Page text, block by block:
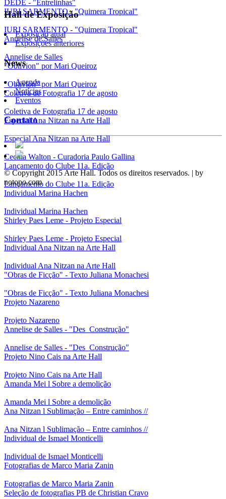
DÉDÉ - "Entrelinhas"
IURI SARMENTO - "Quimera Tropical"
IURI SARMENTO - "Quimera Tropical"
Annelise de Salles
Annelise de Salles
"Oblivion" por Mari Queiroz
"Oblivion" por Mari Queiroz
Coletiva de Fotografia 17 de agosto
Coletiva de Fotografia 17 de agosto
Especial Ana Nitzan na Arte Hall
Especial Ana Nitzan na Arte Hall
Cecília Walton - Curadoria Paulo Gallina
Lançamento do Clube 11a. Edição
Lançamento do Clube 11a. Edição
Individual Marina Hachen
Individual Marina Hachen
Shirley Paes Leme - Projeto Especial
Shirley Paes Leme - Projeto Especial
Individual Ana Nitzan na Arte Hall
Individual Ana Nitzan na Arte Hall
"Obras de Ficção" - Texto Juliana Monachesi
"Obras de Ficção" - Texto Juliana Monachesi
Projeto Nazareno
Projeto Nazareno
Annelise de Salles - "Des_Construção"
Annelise de Salles - "Des_Construção"
Projeto Nino Cais na Arte Hall
Projeto Nino Cais na Arte Hall
Amanda Mei l Sobre a demolição
Amanda Mei l Sobre a demolição
Ana Nitzan l Sublimação – Entre caminhos //
Ana Nitzan l Sublimação – Entre caminhos //
Individual de Ismael Monticelli
Individual de Ismael Monticelli
Fotografias de Marco Maria Zanin
Fotografias de Marco Maria Zanin
Seleção de fotografias PB de Christian Cravo
Hall de Exposição
Exposição atual
Exposições anteriores
News
Agenda
Notícias
Eventos
Contato
© Copyright 2015 Arte Hall. Todos os direitos reservados. | by
notopo.com